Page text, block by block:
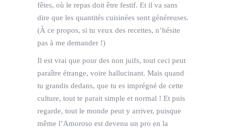
fêtes, où le repas doit être festif. Et il va sans
dire que les quantités cuisinées sont généreuses.
(À ce propos, si tu veux des recettes, n’hésite
pas à me demander !)
Il est vrai que pour des non juifs, tout ceci peut
paraître étrange, voire hallucinant. Mais quand
tu grandis dedans, que tu es imprégné de cette
culture, tout te parait simple et normal ! Et puis
regarde, tout le monde peut y arriver, puisque
même l’Amoroso est devenu un pro en la